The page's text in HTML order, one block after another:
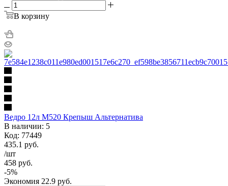
В корзину
Ведро 12л М520 Крепыш Альтернатива
В наличии: 5
Код: 77449
435.1 руб.
/шт
458 руб.
-5%
Экономия 22.9 руб.